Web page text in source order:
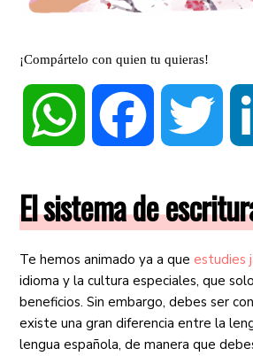
¡Compártelo con quien tu quieras!
WhatsApp Facebook
El sistema de
Te hemos animado ya a que estudies
idioma y la cultura especiales, que
beneficios. Sin embargo, debes ser
existe una gran diferencia entre la
lengua española, de manera que